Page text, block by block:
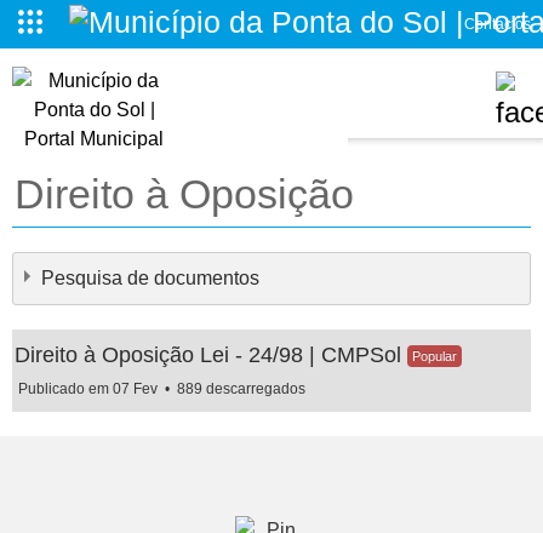
da Ponta do Sol
Contactos
Direito à Oposição
Pesquisa de documentos
Direito à Oposição Lei - 24/98 | CMPSol Popular
Publicado em 07 Fev 889 descarregados